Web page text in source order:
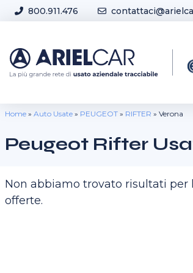
Skip to content
800.911.476
Home » Auto Usate » PEUGEOT » RIFTER » Verona
Peugeot Rifter
Non abbiamo trovato risultati
offerte.